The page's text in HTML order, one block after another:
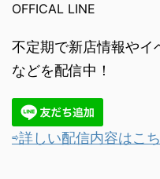
OFFICAL LINE
不定期で新店情報やイ
などを配信中！
⇨詳しい配信内容はこ